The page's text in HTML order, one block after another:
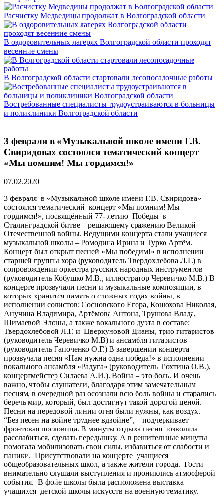
Расчистку Медведицы продолжат в Волгоградской области
В оздоровительных лагерях Волгоградской области проходят
весенние смены
В Волгоградской области стартовали лесопосадочные работы
Востребованные специалисты трудоустраиваются в больницы
и поликлиники Волгоградской области
3 февраля в «Музыкальной школе имени Г.В.
Свиридова» состоялся тематический концерт
«Мы помним! Мы гордимся!»
07.02.2020
3 февраля в «Музыкальной школе имени Г.В. Свиридова»
состоялся тематический концерт «Мы помним! Мы
гордимся!», посвящённый 77- летию Победы в
Сталинградской битве – решающему сражению Великой
Отечественной войны. Ведущими концерта стали учащиеся
музыкальной школы – Ромодина Ирина и Турко Артём.
Концерт был открыт песней «Мы победим!» в исполнении
старшей группы хора (руководитель Твердохлебова Л.Г.) в
сопровождении оркестра русских народных инструментов
(руководитель Кобушко М.В., иллюстратор Черевичко М.В.) В
концерте прозвучали песни и музыкальные композиции, в
которых хранится память о сложных годах войны, в
исполнении солистов: Сосновского Егора, Конюхова Николая,
Анучина Владимира, Артёмова Антона, Трушова Влада,
Шимаевой Элоны, а также вокального дуэта в составе:
Твердохлебовой Л.Г. и Цверкуновой Дианы, трио гитаристов
(руководитель Черевичко М.В) и ансамбля гитаристов
(руководитель Гапоченко О.Г.) В завершении концерта
прозвучала песня «Нам нужна одна победа!» в исполнении
вокального ансамбля «Радуга» (руководитель Тюхтина О.В.),
концертмейстер Силаева А.И.). Война – это боль. И очень
важно, чтобы слушатели, благодаря этим замечательным
песням, в очередной раз осознали всю боль войны и старались
беречь мир, который, был достигнут такой дорогой ценой.
Песни на передовой линии огня были нужны, как воздух.
“Без песен на войне труднее вдвойне”, – подчеркивает
фронтовая пословица. В минуты отдыха песня позволяла
расслабиться, сделать передышку. А в решительные минуты
помогала мобилизовать свои силы, избавиться от слабости и
паники. Присутствовали на концерте учащиеся
общеобразовательных школ, а также жители города. Гости
внимательно слушали выступления и прониклись атмосферой
события. В фойе школы была расположена выставка
учащихся детской школы искусств на военную тематику.